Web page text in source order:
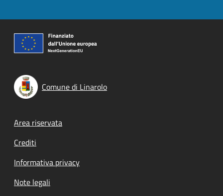
Comune di Linarolo
Footer menu
Area riservata
Crediti
Informativa privacy
Note legali